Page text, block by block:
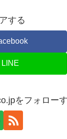
する
LINE
をフォロー